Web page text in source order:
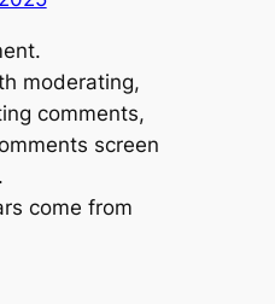
moderating,
comments,
screen
come from